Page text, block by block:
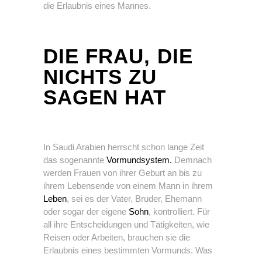
die Erlaubnis eines Mannes.
DIE FRAU, DIE
NICHTS ZU
SAGEN HAT
In Saudi Arabien herrscht schon lange Zeit
das sogenannte Vormundsystem. Demnach
werden Frauen von ihrer Geburt an bis zu
ihrem Lebensende von einem Mann in ihrem
Leben, sei es der Vater, Bruder, Ehemann
oder sogar der eigene Sohn, kontrolliert. Für
all ihre Entscheidungen und Tätigkeiten, wie
Reisen oder Arbeiten, brauchen sie die
Erlaubnis eines bestimmten Vormunds. Was